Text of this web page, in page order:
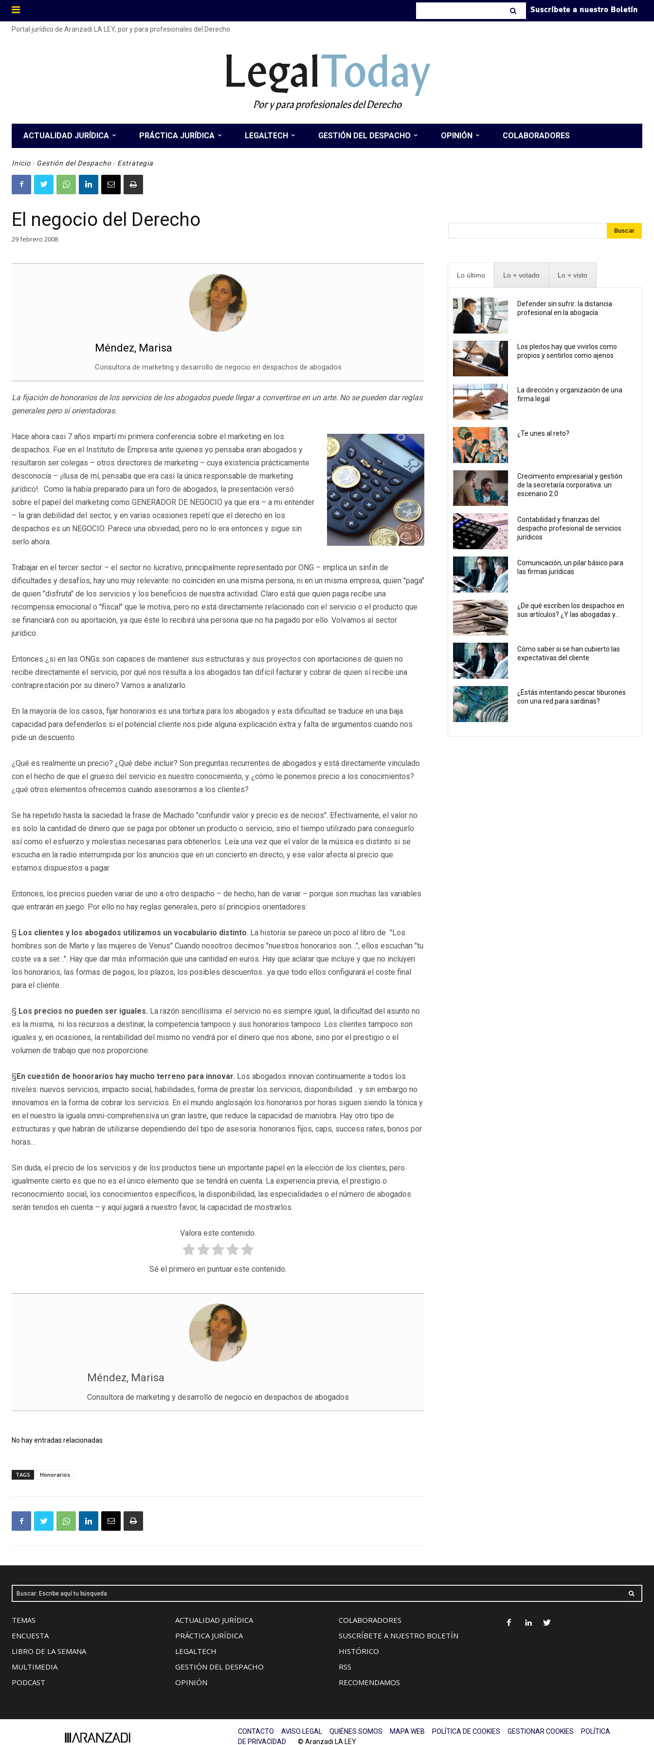
Suscríbete a nuestro Boletín
Portal jurídico de Aranzadi LA LEY, por y para profesionales del Derecho
LegalToday
Por y para profesionales del Derecho
ACTUALIDAD JURÍDICA PRÁCTICA JURÍDICA LEGALTECH GESTIÓN DEL DESPACHO OPINIÓN COLABORADORES
Inicio Gestión del Despacho Estrategia
El negocio del Derecho
29 febrero 2008
Méndez, Marisa
Consultora de marketing y desarrollo de negocio en despachos de abogados
La fijación de honorarios de los servicios de los abogados puede llegar a convertirse en un arte. No se pueden dar reglas
generales pero sí orientadoras.
Hace ahora casi 7 años impartí mi primera conferencia sobre el marketing en los
despachos. Fue en el Instituto de Empresa ante quienes yo pensaba eran abogados y
resultaron ser colegas – otros directores de marketing – cuya existencia prácticamente
desconocía – ¡ilusa de mí, pensaba que era casi la única responsable de marketing
jurídico!. Como la había preparado para un foro de abogados, la presentación versó
sobre el papel del marketing como GENERADOR DE NEGOCIO ya que era – a mi entender
– la gran debilidad del sector, y en varias ocasiones repetí que el derecho en los
despachos es un NEGOCIO. Parece una obviedad, pero no lo era entonces y sigue sin
serlo ahora.
Trabajar en el tercer sector – el sector no lucrativo, principalmente representado por ONG – implica un sinfín de
dificultades y desafíos, hay uno muy relevante: no coinciden en una misma persona, ni en un misma empresa, quien "paga"
de quien "disfruta" de los servicios y los beneficios de nuestra actividad. Claro está que quien paga recibe una
recompensa emocional o "fiscal" que le motiva, pero no está directamente relacionado con el servicio o el producto que
se financiará con su aportación, ya que éste lo recibirá una persona que no ha pagado por ello. Volvamos al sector
jurídico.
Entonces ¿si en las ONGs son capaces de mantener sus estructuras y sus proyectos con aportaciones de quien no
recibe directamente el servicio, por qué nos resulta a los abogados tan difícil facturar y cobrar de quien sí recibe una
contraprestación por su dinero? Vamos a analizarlo.
En la mayoría de los casos, fijar honorarios es una tortura para los abogados y esta dificultad se traduce en una baja
capacidad para defenderlos si el potencial cliente nos pide alguna explicación extra y falta de argumentos cuando nos
pide un descuento.
¿Qué es realmente un precio? ¿Qué debe incluir? Son preguntas recurrentes de abogados y está directamente vinculado
con el hecho de que el grueso del servicio es nuestro conocimiento, y ¿cómo le ponemos precio a los conocimientos?
¿qué otros elementos ofrecemos cuando asesoramos a los clientes?
Se ha repetido hasta la saciedad la frase de Machado "confundir valor y precio es de necios". Efectivamente, el valor no
es solo la cantidad de dinero que se paga por obtener un producto o servicio, sino el tiempo utilizado para conseguirlo
así como el esfuerzo y molestias necesarias para obtenerlos. Leía una vez que el valor de la música es distinto si se
escucha en la radio interrumpida por los anuncios que en un concierto en directo, y ese valor afecta al precio que
estamos dispuestos a pagar.
Entonces, los precios pueden variar de uno a otro despacho – de hecho, han de variar – porque son muchas las variables
que entrarán en juego. Por ello no hay reglas generales, pero sí principios orientadores:
§ Los clientes y los abogados utilizamos un vocabulario distinto. La historia se parece un poco al libro de "Los
hombres son de Marte y las mujeres de Venus" Cuando nosotros decimos "nuestros honorarios son…", ellos escuchan "tu
coste va a ser…". Hay que dar más información que una cantidad en euros. Hay que aclarar que incluye y que no incluyen
los honorarios, las formas de pagos, los plazos, los posibles descuentos…ya que todo ellos configurará el coste final
para el cliente.
§ Los precios no pueden ser iguales. La razón sencillísima: el servicio no es siempre igual, la dificultad del asunto no
es la misma, ni los recursos a destinar, la competencia tampoco y sus honorarios tampoco. Los clientes tampoco son
iguales y, en ocasiones, la rentabilidad del mismo no vendrá por el dinero que nos abone, sino por el prestigio o el
volumen de trabajo que nos proporcione.
§ En cuestión de honorarios hay mucho terreno para innovar. Los abogados innovan continuamente a todos los
niveles: nuevos servicios, impacto social, habilidades, forma de prestar los servicios, disponibilidad… y sin embargo no
innovamos en la forma de cobrar los servicios. En el mundo anglosajón los honorarios por horas siguen siendo la tónica y
en el nuestro la iguala omni-comprehensiva un gran lastre, que reduce la capacidad de maniobra. Hay otro tipo de
estructuras y que habrán de utilizarse dependiendo del tipo de asesoría: honorarios fijos, caps, success rates, bonos por
horas…
Sin duda, el precio de los servicios y de los productos tiene un importante papel en la elección de los clientes, pero
igualmente cierto es que no es el único elemento que se tendrá en cuenta. La experiencia previa, el prestigio o
reconocimiento social, los conocimientos específicos, la disponibilidad, las especialidades o el número de abogados
serán tenidos en cuenta – y aquí jugará a nuestro favor, la capacidad de mostrarlos.
Valora este contenido.
Sé el primero en puntuar este contenido.
Méndez, Marisa
Consultora de marketing y desarrollo de negocio en despachos de abogados
No hay entradas relacionadas
TAGS Honorarios
Buscar
Lo último Lo + votado Lo + visto
Defender sin sufrir: la distancia
profesional en la abogacía
Los pleitos hay que vivirlos como
propios y sentirlos como ajenos
La dirección y organización de una
firma legal
¿Te unes al reto?
Crecimiento empresarial y gestión
de la secretaría corporativa: un
escenario 2.0
Contabilidad y finanzas del
despacho profesional de servicios
jurídicos
Comunicación, un pilar básico para
las firmas jurídicas
¿De qué escriben los despachos en
sus artículos? ¿Y las abogadas y...
Cómo saber si se han cubierto las
expectativas del cliente
¿Estás intentando pescar tiburones
con una red para sardinas?
Buscar: Escribe aquí tu búsqueda
TEMAS
ENCUESTA
LIBRO DE LA SEMANA
MULTIMEDIA
PODCAST
ACTUALIDAD JURÍDICA
PRÁCTICA JURÍDICA
LEGALTECH
GESTIÓN DEL DESPACHO
OPINIÓN
COLABORADORES
SUSCRÍBETE A NUESTRO BOLETÍN
HISTÓRICO
RSS
RECOMENDAMOS
CONTACTO AVISO LEGAL QUIÉNES SOMOS MAPA WEB POLÍTICA DE COOKIES GESTIONAR COOKIES
POLÍTICA
DE PRIVACIDAD © Aranzadi LA LEY